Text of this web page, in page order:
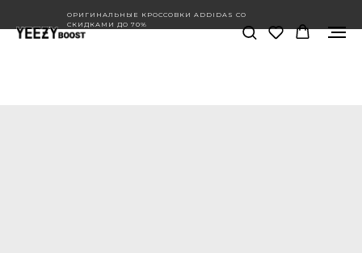
ОРИГИНАЛЬНЫЕ КРОССОВКИ ADDIDAS СО
СКИДКАМИ ДО 70%